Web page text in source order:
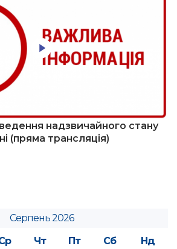
надзвичайного стану
(пряма трансляція)
Серпень 2026
Чт Пт Сб
Нд